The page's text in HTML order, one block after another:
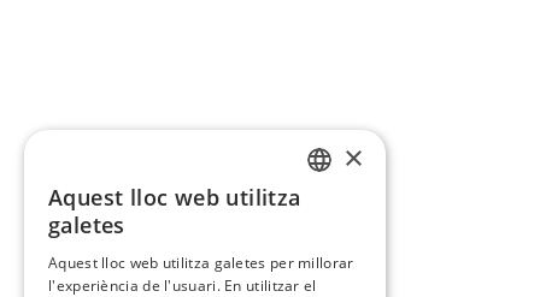
×
Aquest lloc web utilitza
galetes
Aquest lloc web utilitza galetes per millorar
l'experiència de l'usuari. En utilitzar el